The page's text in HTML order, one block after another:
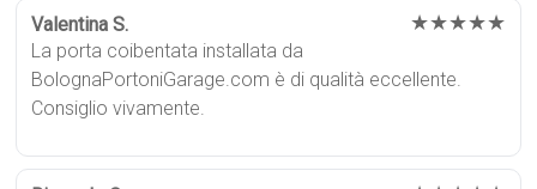
Valentina S. ★★★★★
La porta coibentata installata da
BolognaPortoniGarage.com è di qualità eccellente.
Consiglio vivamente.